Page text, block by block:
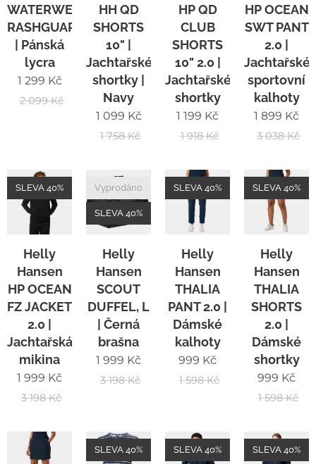
WATERWEAR
RASHGUARD
| Pánská
lycra
1 299 Kč
2 099Kč
HH QD
SHORTS
10" |
Jachtařské
shortky |
Navy
1 099 Kč
1 758Kč
HP QD
CLUB
SHORTS
10" 2.0 |
Jachtařské
shortky
1 199 Kč
1 918Kč
HP OCEAN
SWT PANT
2.0 |
Jachtařské
sportovní
kalhoty
1 899 Kč
3 038Kč
Helly
Hansen
HP OCEAN
FZ JACKET
2.0 |
Jachtařská
mikina
SLEVA 40%
1 999 Kč
3 198Kč
Helly
Hansen
SCOUT
DUFFEL, L
| Černá
brašna
Vyprodáno
SLEVA 40%
1 999 Kč
3 198Kč
Helly
Hansen
THALIA
PANT 2.0 |
Dámské
kalhoty
SLEVA 40%
999 Kč
1 598Kč
Helly
Hansen
THALIA
SHORTS
2.0 |
Dámské
shortky
SLEVA 40%
999 Kč
1 598Kč
SLEVA 40% SLEVA 40% SLEVA 40%